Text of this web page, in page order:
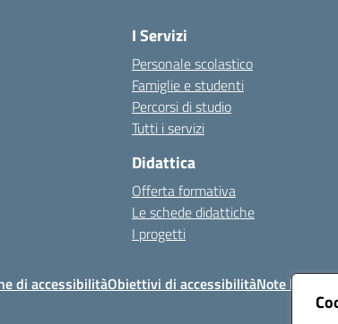
I Servizi
Personale scolastico
Famiglie e studenti
Percorsi di studio
Tutti i servizi
Didattica
Offerta formativa
Le schede didattiche
I progetti
di accessibilitàObiettivi di accessibilitàNote legali